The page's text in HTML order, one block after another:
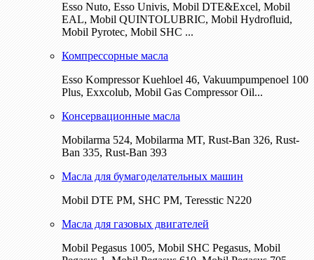
Esso Nuto, Esso Univis, Mobil DTE&Excel, Mobil
EAL, Mobil QUINTOLUBRIC, Mobil Hydrofluid,
Mobil Pyrotec, Mobil SHC ...
Компрессорные масла
Esso Kompressor Kuehloel 46, Vakuumpumpenoel 100
Plus, Exxcolub, Mobil Gas Compressor Oil...
Консервационные масла
Mobilarma 524, Mobilarma MT, Rust-Ban 326, Rust-
Ban 335, Rust-Ban 393
Масла для бумагоделательных машин
Mobil DTE РМ, SHC PM, Teresstic N220
Масла для газовых двигателей
Mobil Pegasus 1005, Mobil SHC Pegasus, Mobil